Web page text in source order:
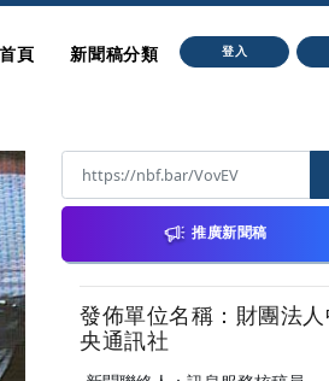
頁 新聞稿分類 登入
推廣新聞稿
發佈單位名稱：財團法人
央通訊社